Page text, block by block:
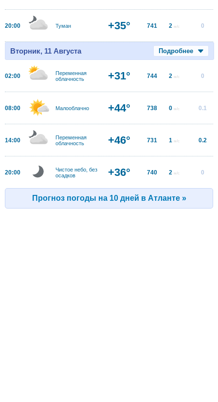
20:00 Туман +35° 741 2 м/с 0
Вторник, 11 Августа Подробнее
02:00
Переменная
облачность
+31° 744 2 м/с 0
08:00 Малооблачно +44° 738 0 м/с 0.1
14:00
Переменная
облачность
+46° 731 1 м/с 0.2
20:00
Чистое небо, без
осадков
+36° 740 2 м/с 0
Прогноз погоды на 10 дней в Атланте »